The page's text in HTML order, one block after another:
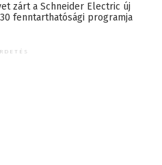
zárt a Schneider Electric új
fenntarthatósági programja